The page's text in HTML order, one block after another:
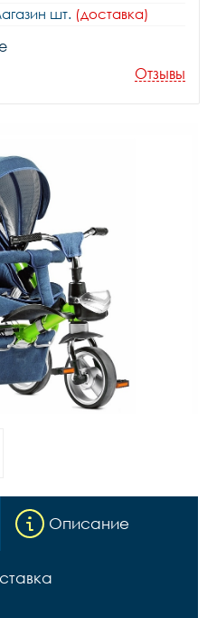
шт. (доставка)
Отзывы
Описание